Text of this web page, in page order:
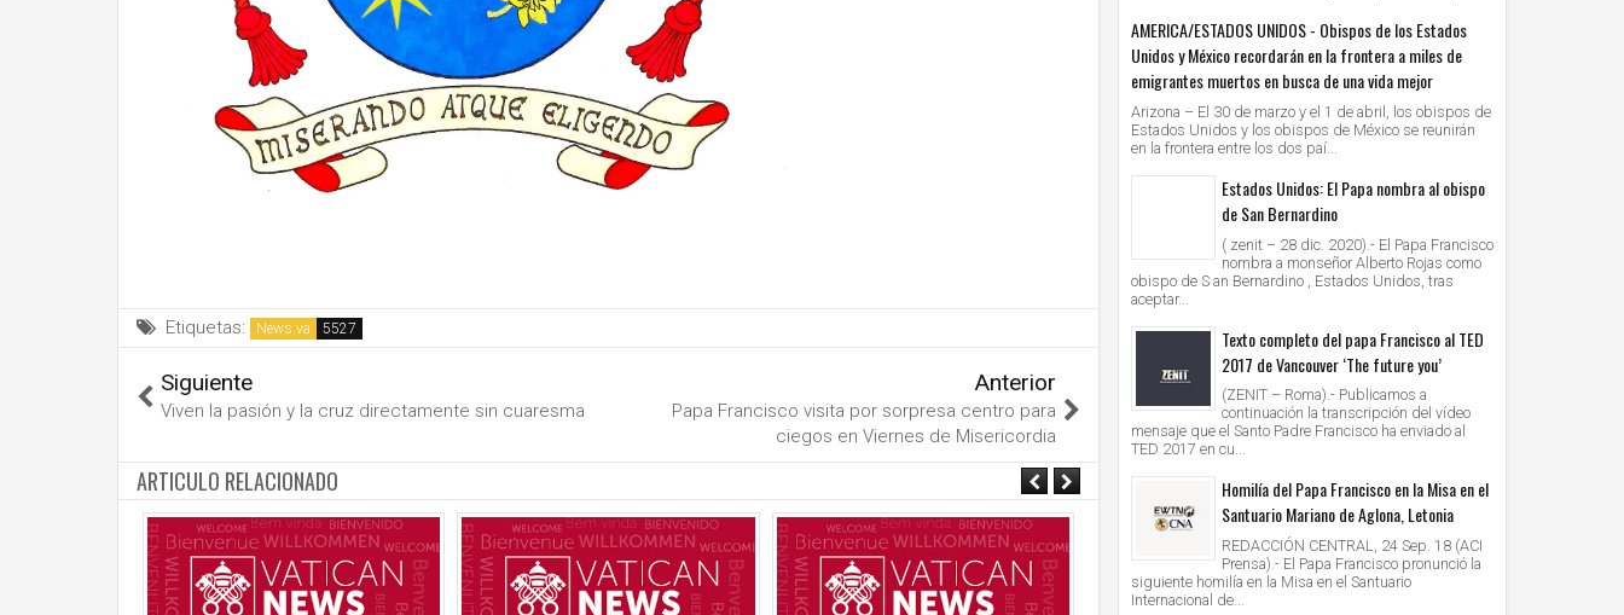
Etiquetas: News.va
Siguiente
Viven la pasión y la cruz directamente sin cuaresma
Anterior
Papa Francisco visita por sorpresa centro para
ciegos en Viernes de Misericordia
ARTICULO RELACIONADO
AMERICA/ESTADOS UNIDOS - Obispos de los Estados
Unidos y México recordarán en la frontera a miles de
emigrantes muertos en busca de una vida mejor
Arizona – El 30 de marzo y el 1 de abril, los obispos de
Estados Unidos y los obispos de México se reunirán
en la frontera entre los dos paí...
Estados Unidos: El Papa nombra al obispo
de San Bernardino
( zenit – 28 dic. 2020).- El Papa Francisco
nombra a monseñor Alberto Rojas como
obispo de S an Bernardino , Estados Unidos, tras
aceptar...
Texto completo del papa Francisco al TED
2017 de Vancouver ‘The future you’
(ZENIT – Roma).- Publicamos a
continuación la transcripción del vídeo
mensaje que el Santo Padre Francisco ha enviado al
TED 2017 en cu...
Homilía del Papa Francisco en la Misa en el
Santuario Mariano de Aglona, Letonia
REDACCIÓN CENTRAL, 24 Sep. 18 (ACI
Prensa).- El Papa Francisco pronunció la
siguiente homilía en la Misa en el Santuario
Internacional de...